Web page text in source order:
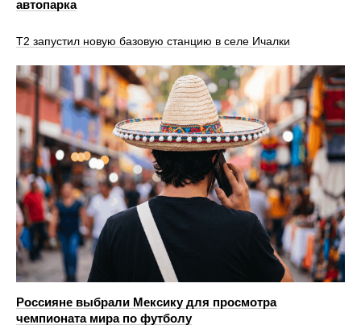
автопарка
Т2 запустил новую базовую станцию в селе Ичалки
Россияне выбрали Мексику для просмотра
чемпионата мира по футболу